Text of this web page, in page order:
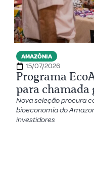
AMAZÔNIA
15/07/2026
Programa
para
Nova seleção procura
bioeconomia do
investidores